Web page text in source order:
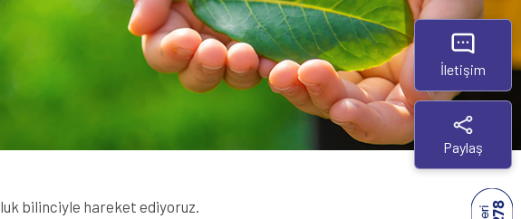
bilinciyle hareket ediyoruz.
İletişim
Paylaş